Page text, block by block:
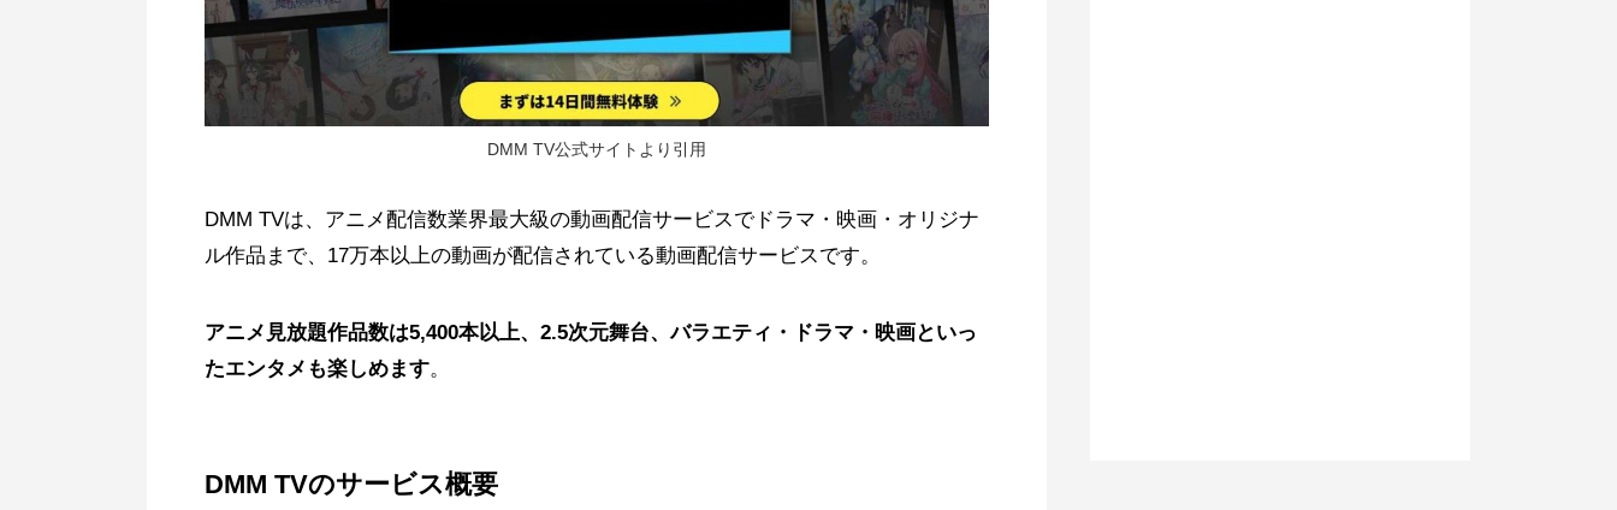
DMM TV公式サイトより引用
DMM TVは、アニメ配信数業界最大級の動画配信サービスでドラマ・映画・オリジナ
ル作品まで、17万本以上の動画が配信されている動画配信サービスです。
アニメ見放題作品数は5,400本以上、2.5次元舞台、バラエティ・ドラマ・映画といっ
たエンタメも楽しめます。
DMM TVのサービス概要